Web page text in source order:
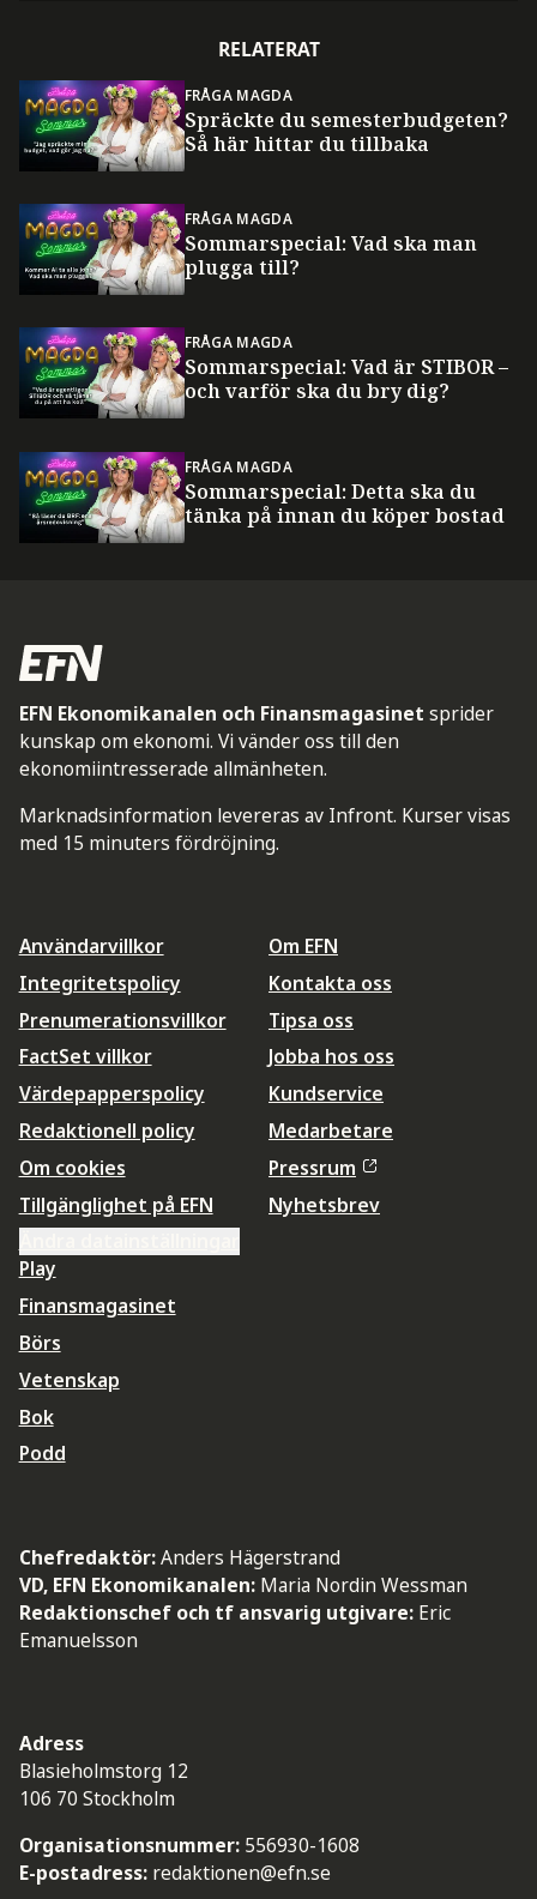
RELATERAT
FRÅGA MAGDA
Spräckte du semesterbudgeten?
Så här hittar du tillbaka
FRÅGA MAGDA
Sommarspecial: Vad ska man
plugga till?
FRÅGA MAGDA
Sommarspecial: Vad är STIBOR –
och varför ska du bry dig?
FRÅGA MAGDA
Sommarspecial: Detta ska du
tänka på innan du köper bostad
EFN Ekonomikanalen och Finansmagasinet sprider
kunskap om ekonomi. Vi vänder oss till den
ekonomiintresserade allmänheten.
Marknadsinformation levereras av Infront. Kurser visas
med 15 minuters fördröjning.
Användarvillkor
Integritetspolicy
Prenumerationsvillkor
FactSet villkor
Värdepapperspolicy
Redaktionell policy
Om cookies
Tillgänglighet på EFN
Om EFN
Kontakta oss
Tipsa oss
Jobba hos oss
Kundservice
Medarbetare
Pressrum
Nyhetsbrev
Play
Finansmagasinet
Börs
Vetenskap
Bok
Podd
Chefredaktör:Anders Hägerstrand
VD, EFN Ekonomikanalen: Maria Nordin Wessman
Redaktionschef och tf ansvarig utgivare: Eric
Emanuelsson
Adress
Blasieholmstorg 12
106 70 Stockholm
Organisationsnummer: 556930-1608
E-postadress: redaktionen@efn.se